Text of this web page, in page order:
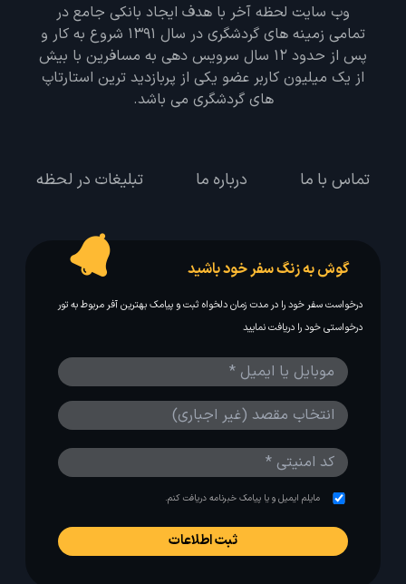
وب سایت لحظه آخر با هدف ایجاد بانکی جامع در
تمامی زمینه های گردشگری در سال 1391 شروع به کار و
پس از حدود 12 سال سرویس دهی به مسافرین با بیش
از یک میلیون کاربر عضو یکی از پربازدید ترین استارتاپ
های گردشگری می باشد.
تماس با ما درباره ما تبلیغات در لحظه
گوش به زنگ سفر خود باشید
درخواست سفر خود را در مدت زمان دلخواه ثبت و پیامک بهترین آفر مربوط به تور
درخواستی خود را دریافت نمایید
مایلم ایمیل و یا پیامک خبرنامه دریافت کنم.